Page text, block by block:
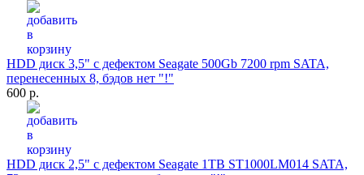
HDD диск 3,5" с дефектом Seagate 500Gb 7200 rpm SATA,
перенесенных 8, бэдов нет "!"
600 р.
HDD диск 2,5" с дефектом Seagate 1TB ST1000LM014 SATA,